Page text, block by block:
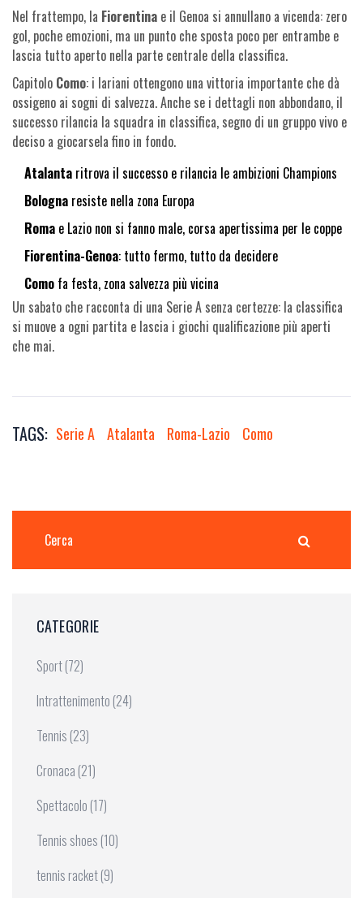
Nel frattempo, la Fiorentina e il Genoa si annullano a vicenda: zero
gol, poche emozioni, ma un punto che sposta poco per entrambe e
lascia tutto aperto nella parte centrale della classifica.
Capitolo Como: i lariani ottengono una vittoria importante che dà
ossigeno ai sogni di salvezza. Anche se i dettagli non abbondano, il
successo rilancia la squadra in classifica, segno di un gruppo vivo e
deciso a giocarsela fino in fondo.
Atalanta ritrova il successo e rilancia le ambizioni Champions
Bologna resiste nella zona Europa
Roma e Lazio non si fanno male, corsa apertissima per le coppe
Fiorentina-Genoa: tutto fermo, tutto da decidere
Como fa festa, zona salvezza più vicina
Un sabato che racconta di una Serie A senza certezze: la classifica
si muove a ogni partita e lascia i giochi qualificazione più aperti
che mai.
TAGS: Serie A Atalanta Roma-Lazio Como
CATEGORIE
Sport(72)
Intrattenimento (24)
Tennis (23)
Cronaca (21)
Spettacolo (17)
Tennis shoes (10)
tennis racket(9)